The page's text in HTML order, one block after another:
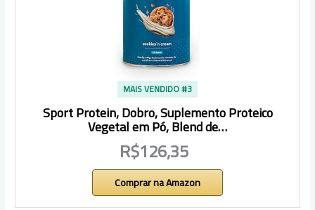
MAIS VENDIDO #3
Sport Protein, Dobro, Suplemento Proteico
Vegetal em Pó, Blend de…
R$126,35
Comprar na Amazon